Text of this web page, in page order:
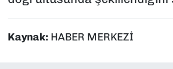
Kaynak: HABER MERKEZİ